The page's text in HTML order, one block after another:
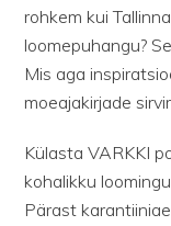
rohkem kui
loomepuhangu?
Mis aga
moeajakirjade
Külasta VARKKI
kohalikku
Pärast